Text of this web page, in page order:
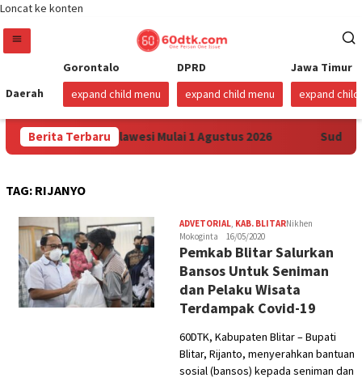
Loncat ke konten
Daerah
Gorontalo
expand child menu
DPRD
expand child menu
Jawa Timur
expand child
Berita Terbaru
Pertamax di Sulawesi Mulai 1 Agustus 2026 Sudah
TAG: RIJANYO
ADVETORIAL, KAB. BLITARNikhen
Mokoginta
16/05/2020
Pemkab Blitar Salurkan
Bansos Untuk Seniman
dan Pelaku Wisata
Terdampak Covid-19
60DTK, Kabupaten Blitar – Bupati
Blitar, Rijanto, menyerahkan bantuan
sosial (bansos) kepada seniman dan